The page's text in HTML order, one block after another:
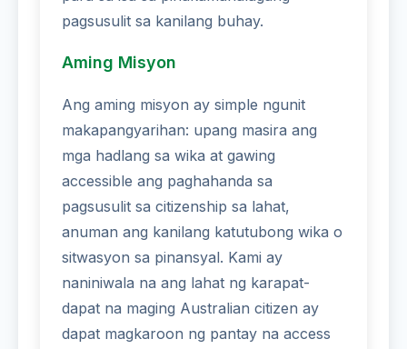
pagsusulit sa kanilang buhay.
Aming Misyon
Ang aming misyon ay simple ngunit
makapangyarihan: upang masira ang
mga hadlang sa wika at gawing
accessible ang paghahanda sa
pagsusulit sa citizenship sa lahat,
anuman ang kanilang katutubong wika o
sitwasyon sa pinansyal. Kami ay
naniniwala na ang lahat ng karapat-
dapat na maging Australian citizen ay
dapat magkaroon ng pantay na access